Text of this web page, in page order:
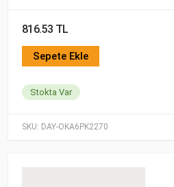
SKU: DAY-OKA6PK2270
816.53 TL
Sepete Ekle
Stokta Var